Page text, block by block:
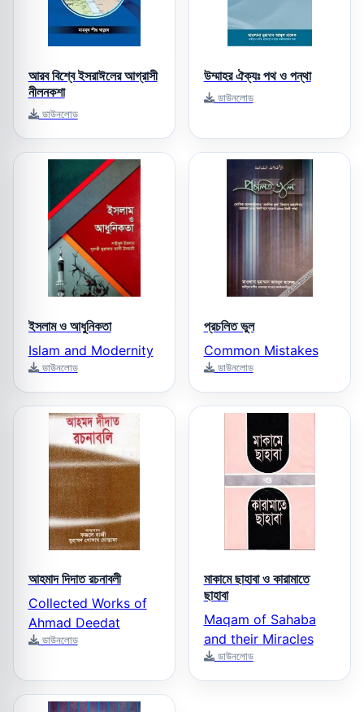
আরব বিশ্বে ইসরাঈলের আগ্রাসী
নীলনকশা
ডাউনলোড
উম্মাহর ঐক্যঃ পথ ও পন্থা
ডাউনলোড
ইসলাম ও আধুনিকতা
Islam and Modernity
ডাউনলোড
প্রচলিত ভুল
Common Mistakes
ডাউনলোড
আহমাদ দিদাত রচনাবলী
Collected Works of
Ahmad Deedat
ডাউনলোড
মাকামে ছাহাবা ও কারামাতে
ছাহাবা
Maqam of Sahaba
and their Miracles
ডাউনলোড